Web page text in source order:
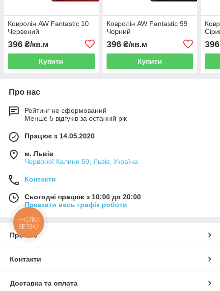
Ковролін AW Fantastic 10
Червоний
396 ₴/кв.м
Купити
Ковролін AW Fantastic 99
Чорний
396₴/кв.м
Купити
396
Про нас
Рейтинг не сформований
Менше 5 відгуків за останній рік
Працює з 14.05.2020
м. Львів
Червоної Калини 50, Львів, Україна
Контакти
Сьогодні працює з 10:00 до 20:00
Показати весь графік роботи
Про нас
Контакти
Доставка та оплата
КНОПКА
ЗВ'ЯЗКУ